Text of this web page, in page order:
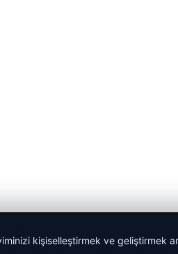
kişiselleştirmek ve geliştirmek